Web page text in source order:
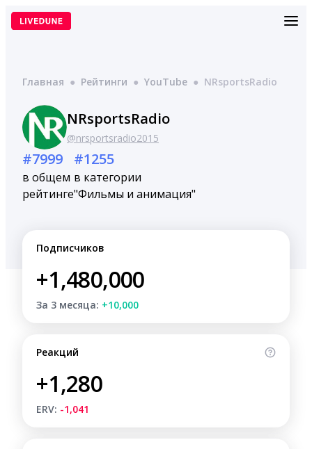
Перейти
Главная ● Рейтинги ● YouTube ● NRsportsRadio
NRsportsRadio
@nrsportsradio2015
#7999
в общем
рейтинге
#1255
в категории
"Фильмы и анимация"
Подписчиков
+1,480,000
За 3 месяца: +10,000
Реакций
+1,280
ERV: -1,041